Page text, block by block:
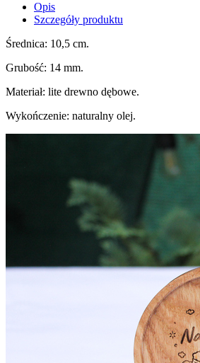
Opis
Szczegóły produktu
Średnica: 10,5 cm.
Grubość: 14 mm.
Materiał: lite drewno dębowe.
Wykończenie: naturalny olej.